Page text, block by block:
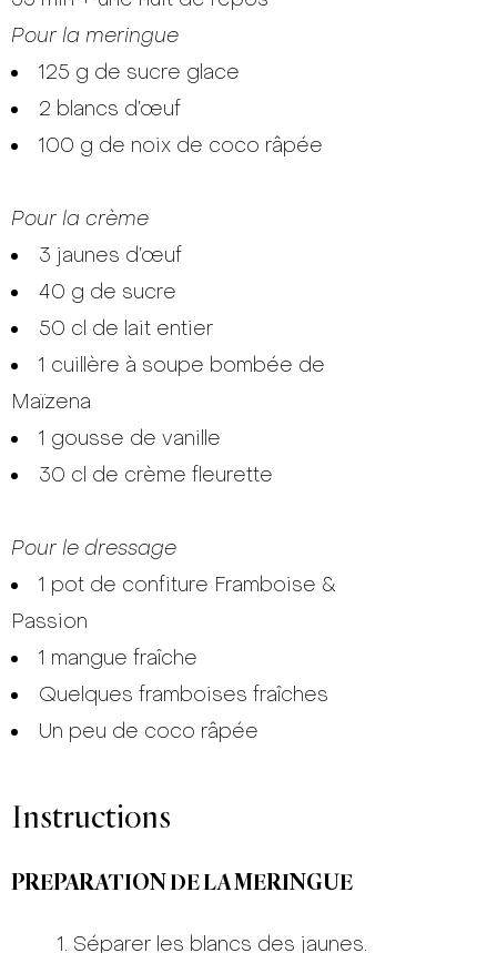
Pour la meringue
125 g de sucre glace
2 blancs d’œuf
100 g de noix de coco râpée
Pour la crème
3 jaunes d’œuf
40 g de sucre
50 cl de lait entier
1 cuillère à soupe bombée de
Maïzena
1 gousse de vanille
30 cl de crème fleurette
Pour le dressage
1 pot de confiture Framboise &
Passion
1 mangue fraîche
Quelques framboises fraîches
Un peu de coco râpée
Instructions
PREPARATION DE LA MERINGUE
Séparer les blancs des jaunes.